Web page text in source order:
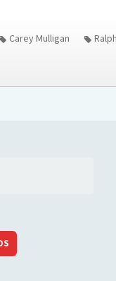
Carey Mulligan